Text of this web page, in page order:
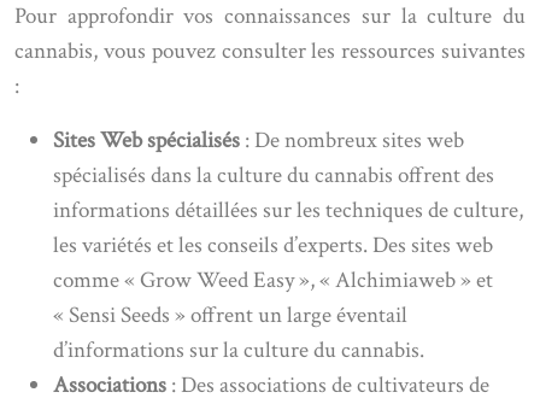
Pour approfondir vos connaissances sur la culture du
cannabis, vous pouvez consulter les ressources suivantes
:
Sites Web spécialisés : De nombreux sites web
spécialisés dans la culture du cannabis offrent des
informations détaillées sur les techniques de culture,
les variétés et les conseils d’experts. Des sites web
comme « Grow Weed Easy », « Alchimiaweb » et
« Sensi Seeds » offrent un large éventail
d’informations sur la culture du cannabis.
Associations : Des associations de cultivateurs de